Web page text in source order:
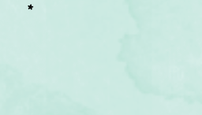
*